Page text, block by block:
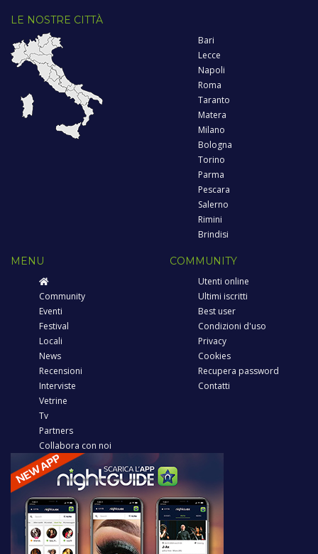
LE NOSTRE CITTÀ
Bari
Lecce
Napoli
Roma
Taranto
Matera
Milano
Bologna
Torino
Parma
Pescara
Salerno
Rimini
Brindisi
MENU
Community
Eventi
Festival
Locali
News
Recensioni
Interviste
Vetrine
Tv
Partners
Collabora con noi
COMMUNITY
Utenti online
Ultimi iscritti
Best user
Condizioni d'uso
Privacy
Cookies
Recupera password
Contatti